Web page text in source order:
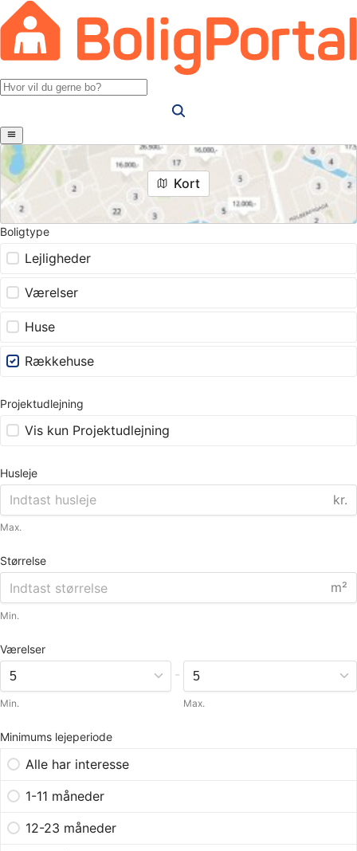
Kort
Boligtype
Lejligheder
Værelser
Huse
Rækkehuse
Projektudlejning
Vis kun Projektudlejning
Husleje
kr.
Max.
Størrelse
m²
Min.
Værelser
Min.
-
Max.
Minimums lejeperiode
Alle har interesse
1-11 måneder
12-23 måneder